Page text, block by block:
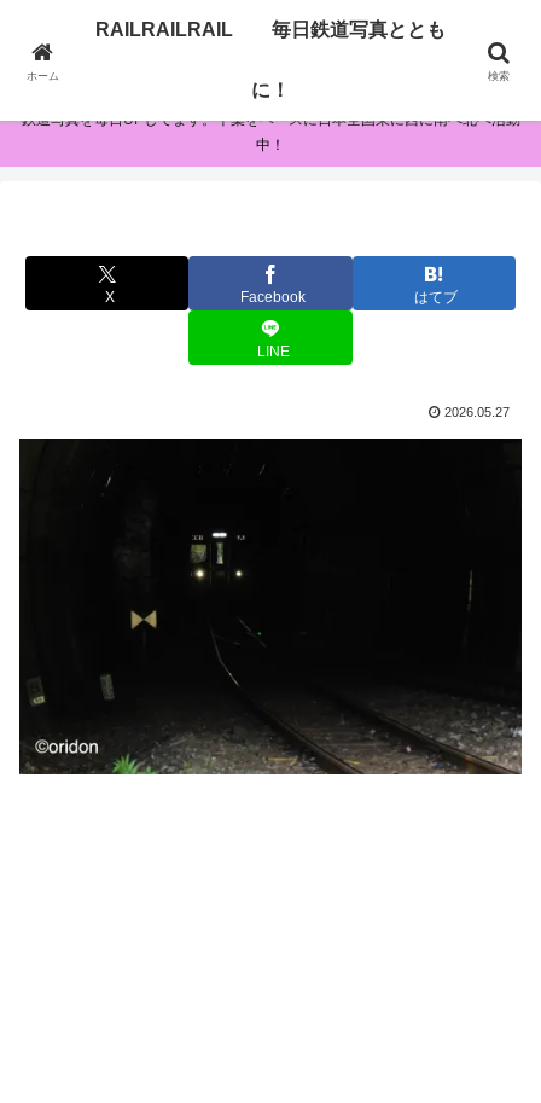
RAILRAILRAIL 毎日鉄道写真とともに！
鉄道写真を毎日UPしてます。千葉をベースに日本全国東に西に南へ北へ活動
中！
X Facebook はてブ
LINE
2026.05.27
ホーム
RAILRAILRAIL 毎日鉄道写真ととも
に！
検索